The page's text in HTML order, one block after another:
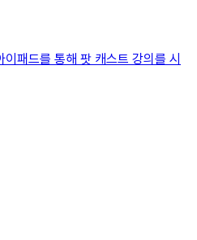
패드를 통해 팟 캐스트 강의를 시